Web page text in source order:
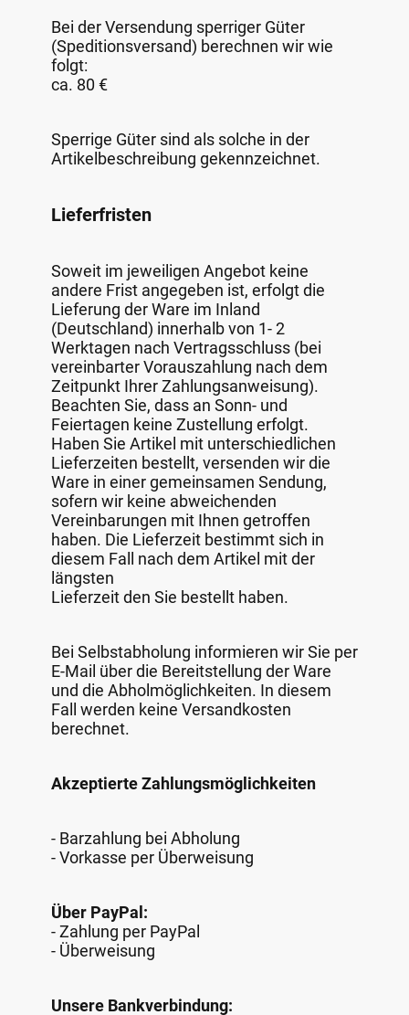
Bei der Versendung sperriger Güter
(Speditionsversand) berechnen wir wie
folgt:
ca. 80 €
Sperrige Güter sind als solche in der
Artikelbeschreibung gekennzeichnet.
Lieferfristen
Soweit im jeweiligen Angebot keine
andere Frist angegeben ist, erfolgt die
Lieferung der Ware im Inland
(Deutschland) innerhalb von 1- 2
Werktagen nach Vertragsschluss (bei
vereinbarter Vorauszahlung nach dem
Zeitpunkt Ihrer Zahlungsanweisung).
Beachten Sie, dass an Sonn- und
Feiertagen keine Zustellung erfolgt.
Haben Sie Artikel mit unterschiedlichen
Lieferzeiten bestellt, versenden wir die
Ware in einer gemeinsamen Sendung,
sofern wir keine abweichenden
Vereinbarungen mit Ihnen getroffen
haben. Die Lieferzeit bestimmt sich in
diesem Fall nach dem Artikel mit der
längsten
Lieferzeit den Sie bestellt haben.
Bei Selbstabholung informieren wir Sie per
E-Mail über die Bereitstellung der Ware
und die Abholmöglichkeiten. In diesem
Fall werden keine Versandkosten
berechnet.
Akzeptierte Zahlungsmöglichkeiten
- Barzahlung bei Abholung
- Vorkasse per Überweisung
Über PayPal:
- Zahlung per PayPal
- Überweisung
Unsere Bankverbindung: